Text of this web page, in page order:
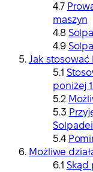
maszyn
Jak stosować
poniżej
Możliwe
Skąd